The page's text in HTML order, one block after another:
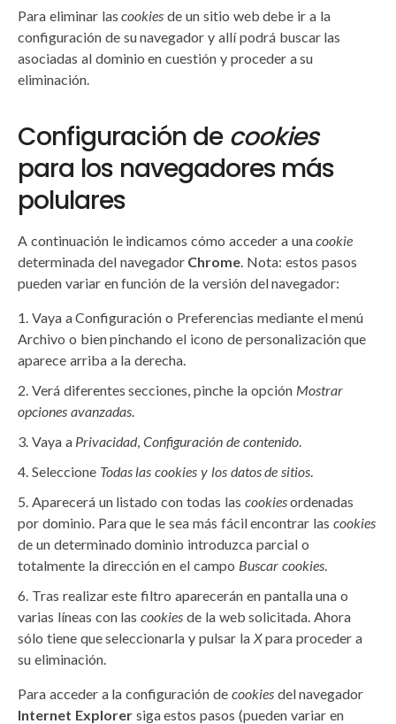
Para eliminar lascookies de un sitio web debe ir a la
configuración de su navegador y allí podrá buscar las
asociadas al dominio en cuestión y proceder a su
eliminación.
Configuración de cookies
para los navegadores más
polulares
A continuación le indicamos cómo acceder a unacookie
determinada del navegador Chrome. Nota: estos pasos
pueden variar en función de la versión del navegador:
Vaya a Configuración o Preferencias mediante el menú
Archivo o bien pinchando el icono de personalización que
aparece arriba a la derecha.
Verá diferentes secciones, pinche la opción Mostrar
opciones avanzadas.
Vaya a Privacidad,Configuración de contenido.
Seleccione Todas lascookies y los datos de sitios.
Aparecerá un listado con todas las cookiesordenadas
por dominio. Para que le sea más fácil encontrar las cookies
de un determinado dominio introduzca parcial o
totalmente la dirección en el campo Buscar cookies.
Tras realizar este filtro aparecerán en pantalla una o
varias líneas con lascookies de la web solicitada. Ahora
sólo tiene que seleccionarla y pulsar la Xpara proceder a
su eliminación.
Para acceder a la configuración de cookiesdel navegador
Internet Explorersiga estos pasos (pueden variar en